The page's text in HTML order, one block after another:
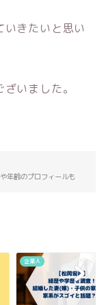
いきたいと思い
いました。
年齢のプロフィールも
企業人